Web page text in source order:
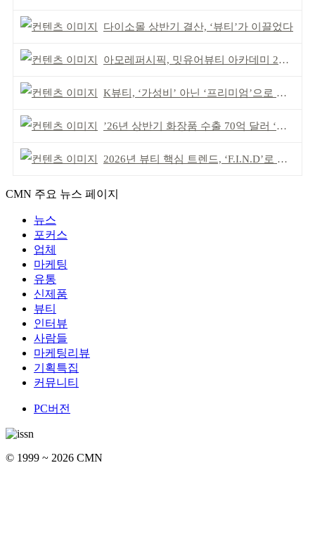
다이소몰 상반기 결산, ‘뷰티’가 이끌었다
아모레퍼시픽, 밋유어뷰티 아카데미 2기 발대식
K뷰티, ‘가성비’ 아닌 ‘프리미엄’으로 승부걸어야
’26년 상반기 화장품 수출 70억 달러 ‘역대 최고’
2026년 뷰티 핵심 트렌드, ‘F.I.N.D’로 읽는다
CMN 주요 뉴스 페이지
뉴스
포커스
업체
마케팅
유통
신제품
뷰티
인터뷰
사람들
마케팅리뷰
기획특집
커뮤니티
PC버전
© 1999 ~ 2026 CMN